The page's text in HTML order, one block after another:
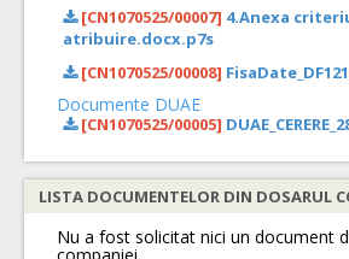
[CN1070525/00007] 4.Anexa
atribuire.docx.p7s
[CN1070525/00008]
Documente DUAE
[CN1070525/00005]
Nu a fost solicitat nici un document